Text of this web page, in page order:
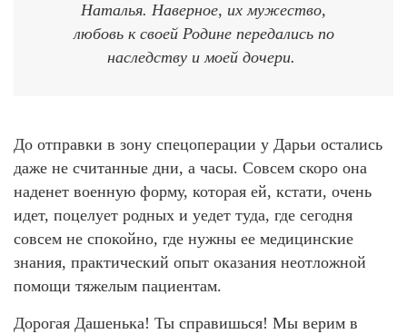
Наталья. Наверное, их мужество,
любовь к своей Родине передались по
наследству и моей дочери.
До отправки в зону спецоперации у Дарьи остались
даже не считанные дни, а часы. Совсем скоро она
наденет военную форму, которая ей, кстати, очень
идет, поцелует родных и уедет туда, где сегодня
совсем не спокойно, где нужны ее медицинские
знания, практический опыт оказания неотложной
помощи тяжелым пациентам.
Дорогая Дашенька! Ты справишься! Мы верим в